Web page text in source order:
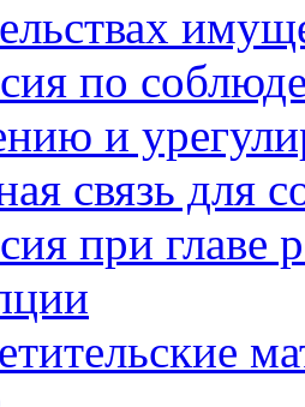
по
и
связь для
при главе